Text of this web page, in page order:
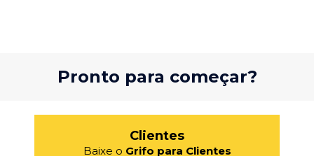
Pronto para começar?
Clientes
Baixe o Grifo para Clientes